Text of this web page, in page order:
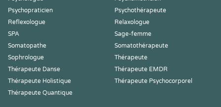
Psychopraticien
Psychothérapeute
Reflexologue
Relaxologue
SPA
Sage-femme
Somatopathe
Somatothérapeute
Sophrologue
Thérapeute
Thérapeute Danse
Thérapeute EMDR
Thérapeute Holistique
Thérapeute Psychocorporel
Thérapeute Quantique